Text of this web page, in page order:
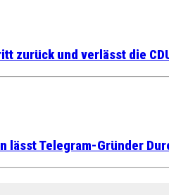
zurück und verlässt die
lässt Telegram-Gründer